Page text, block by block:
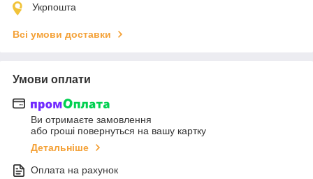
Укрпошта
Всі умови доставки
Умови оплати
Ви отримаєте замовлення
або гроші повернуться на вашу картку
Детальніше
Оплата на рахунок